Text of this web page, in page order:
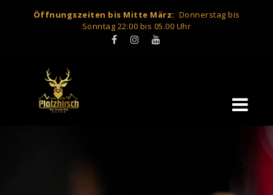
Öffnungszeiten bis Mitte März: Donnerstag bis
Sonntag 22:00 bis 05.00 Uhr